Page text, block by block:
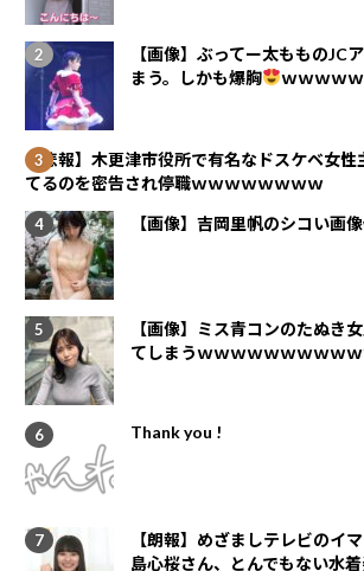
【画像】ぶってー太もものJC
まう。しかも爆胸
ｗｗｗｗ
【悲報】木更津市役所で有名なドスケベ女性
てるのを密告され停職ｗｗｗｗｗｗｗｗ
【画像】吉岡里帆のシコい画
【画像】ミス青コンのたぬき
てしまうｗｗｗｗｗｗｗｗｗ
Thank you !
【朗報】めざましテレビのイ
島心桜さん、とんでもない水